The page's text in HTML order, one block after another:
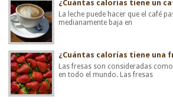
¿Cuántas calorías tiene un
La leche puede hacer que el café
medianamente baja en
¿Cuántas calorías tiene una
Las fresas son consideradas
en todo el mundo. Las fresas